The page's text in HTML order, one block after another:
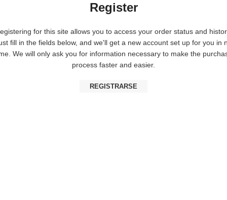
Register
for this site allows you to access your order status and
fill in the fields below, and we'll get a new account set up for you in
We will only ask you for information necessary to make the
process faster and easier.
REGISTRARSE